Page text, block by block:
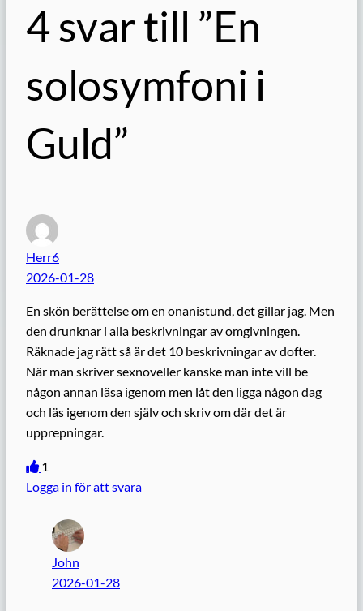
4 svar till ”En
solosymfoni i
Guld”
Herr6
2026-01-28
En skön berättelse om en onanistund, det gillar jag. Men
den drunknar i alla beskrivningar av omgivningen.
Räknade jag rätt så är det 10 beskrivningar av dofter.
När man skriver sexnoveller kanske man inte vill be
någon annan läsa igenom men låt den ligga någon dag
och läs igenom den själv och skriv om där det är
upprepningar.
1
Logga in för att svara
John
2026-01-28